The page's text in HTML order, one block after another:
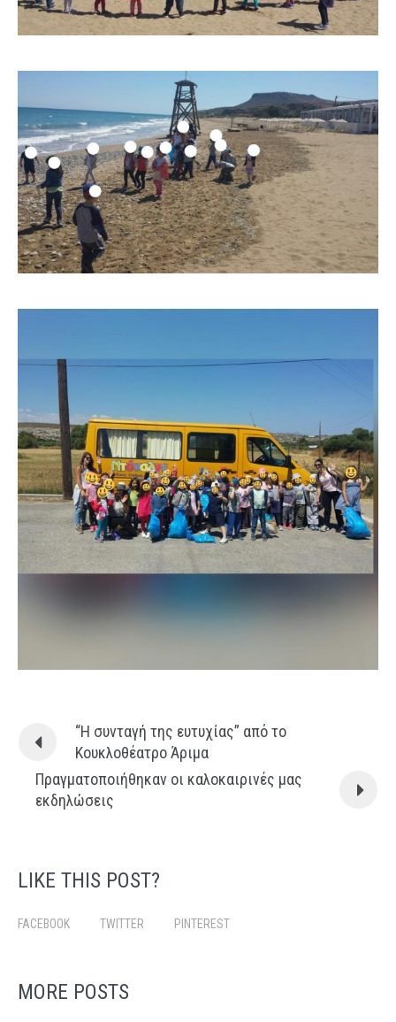
“Η συνταγή της ευτυχίας” από το
Κουκλοθέατρο Άριμα
Πραγματοποιήθηκαν οι καλοκαιρινές μας
εκδηλώσεις
LIKE THIS POST?
FACEBOOK TWITTER PINTEREST
MORE POSTS